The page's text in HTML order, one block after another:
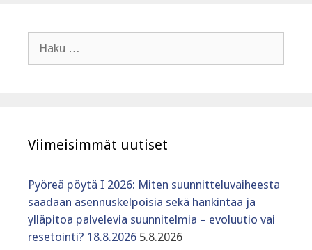
Viimeisimmät uutiset
Pyöreä pöytä I 2026: Miten suunnitteluvaiheesta
saadaan asennuskelpoisia sekä hankintaa ja
ylläpitoa palvelevia suunnitelmia – evoluutio vai
resetointi? 18.8.2026 5.8.2026